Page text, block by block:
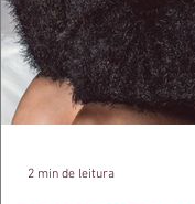
2 min de leitura